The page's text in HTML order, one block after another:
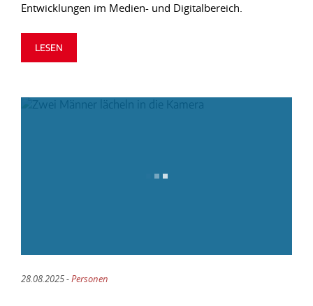
Entwicklungen im Medien- und Digitalbereich.
LESEN
28.08.2025 -Personen